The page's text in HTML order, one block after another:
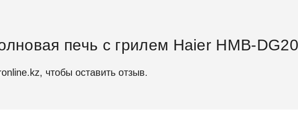
Общие спецификации
печь с грилем Haier HMB-
чтобы оставить отзыв.